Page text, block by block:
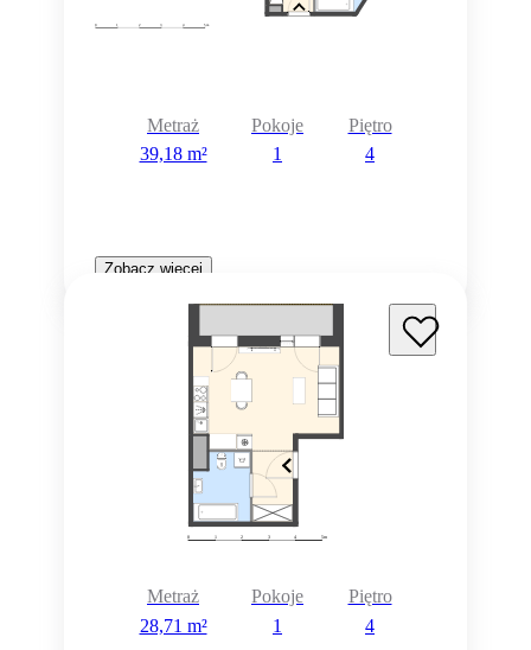
Metraż
39,18 m²
Pokoje
1
Piętro
4
Zobacz więcej
Metraż
28,71 m²
Pokoje
1
Piętro
4